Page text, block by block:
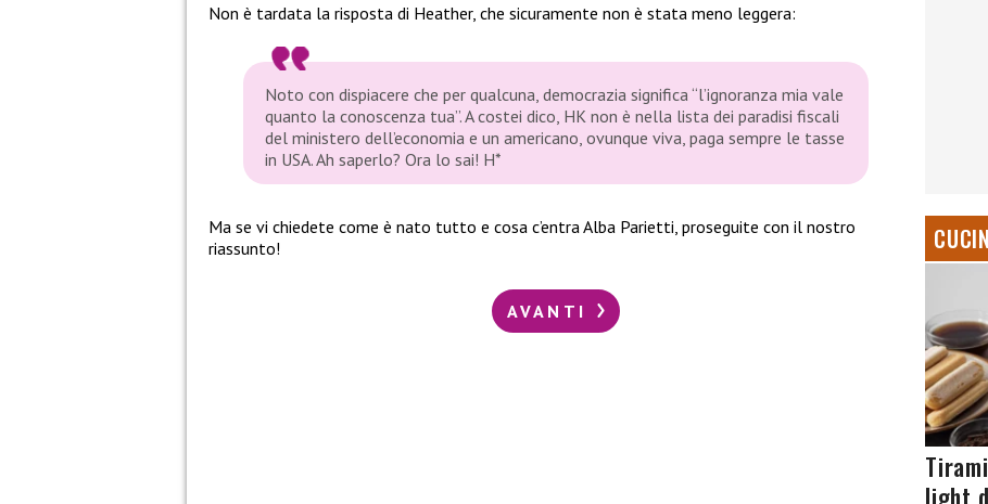
Non è tardata la risposta di Heather, che sicuramente non è stata meno leggera:
Noto con dispiacere che per qualcuna, democrazia significa “l’ignoranza mia vale
quanto la conoscenza tua”. A costei dico, HK non è nella lista dei paradisi fiscali
del ministero dell’economia e un americano, ovunque viva, paga sempre le tasse
in USA. Ah saperlo? Ora lo sai! H*
Ma se vi chiedete come è nato tutto e cosa c’entra Alba Parietti, proseguite con il nostro
riassunto!
AVANTI
light